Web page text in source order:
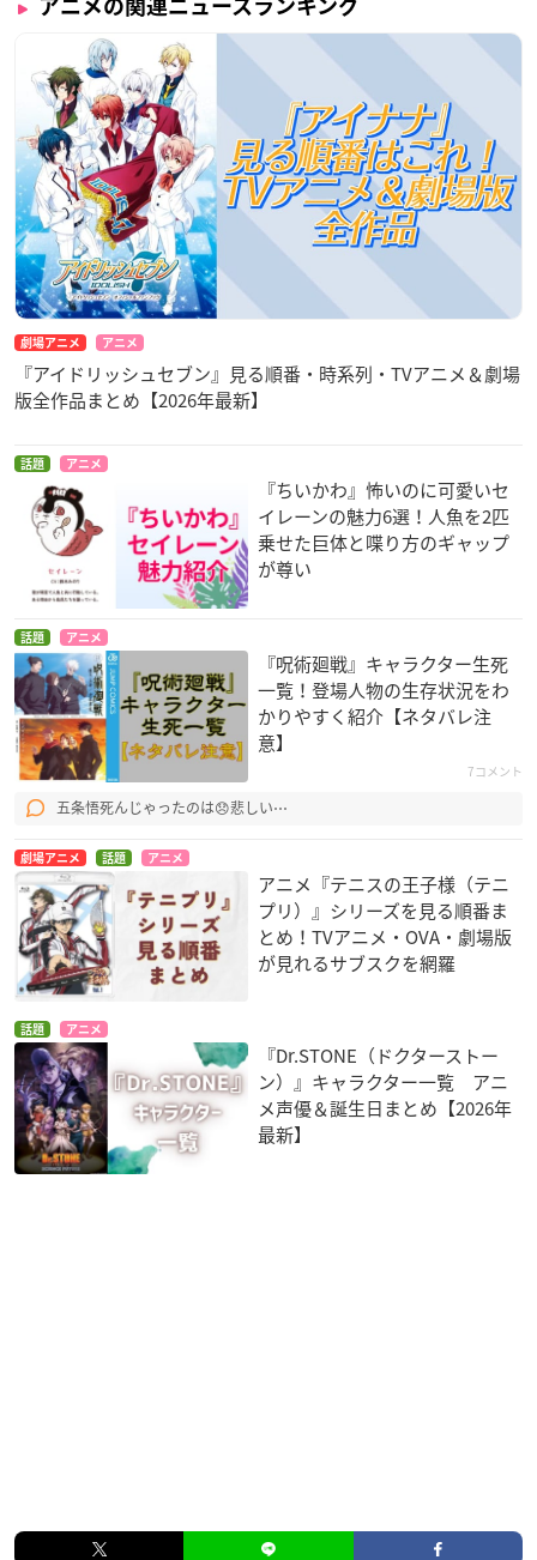
アニメの関連ニュースランキング
劇場アニメ アニメ
『アイドリッシュセブン』見る順番・時系列・TVアニメ＆劇場
版全作品まとめ【2026年最新】
話題 アニメ
『ちいかわ』怖いのに可愛いセ
イレーンの魅力6選！人魚を2匹
乗せた巨体と喋り方のギャップ
が尊い
話題 アニメ
『呪術廻戦』キャラクター生死
一覧！登場人物の生存状況をわ
かりやすく紹介【ネタバレ注
意】
7コメント
五条悟死んじゃったのは😞悲しい⋯
劇場アニメ 話題 アニメ
アニメ『テニスの王子様（テニ
プリ）』シリーズを見る順番ま
とめ！TVアニメ・OVA・劇場版
が見れるサブスクを網羅
話題 アニメ
『Dr.STONE（ドクターストー
ン）』キャラクター一覧 アニ
メ声優＆誕生日まとめ【2026年
最新】